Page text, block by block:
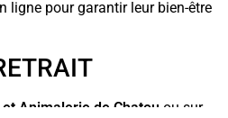
ligne pour garantir leur bien-être
Animalerie de Chatou ou sur